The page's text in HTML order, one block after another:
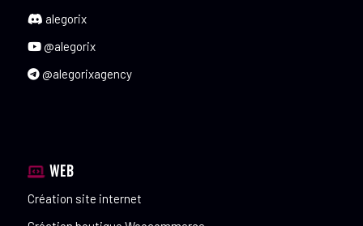
alegorix
@alegorix
@alegorixagency
WEB
Création site internet